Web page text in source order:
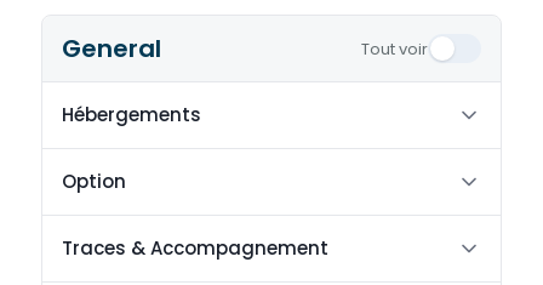
General Tout voir
Hébergements
Option
Traces & Accompagnement